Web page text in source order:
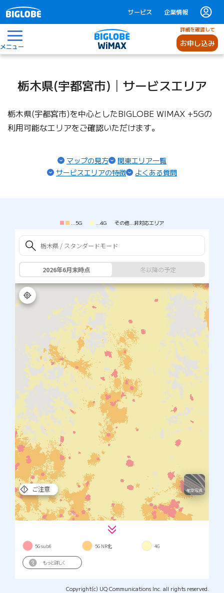
サービス 企業情報
メニュー
詳細を確認して
お申し込み
栃木県(宇都宮市)│サービスエリア
栃木県(宇都宮市)を中心としたBIGLOBE WIMAX +5Gの
利用可能なエリアをご確認いただけます。
マップの見方
関東エリア一覧
サービスエリアの特徴
よくある質問
5G 4G その他 非対応エリア
Copyright(c) UQ Communications Inc. all rights reserved.